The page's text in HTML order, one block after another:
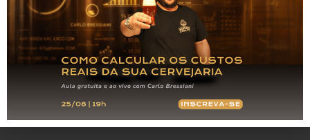
Apresentação do fornecedor de fermentos
cervejeiros: fique atento à descrição das